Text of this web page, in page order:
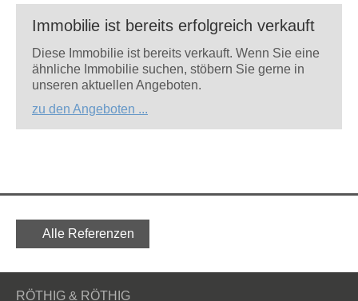
Immobilie ist bereits erfolgreich verkauft
Diese Immobilie ist bereits verkauft. Wenn Sie eine
ähnliche Immobilie suchen, stöbern Sie gerne in
unseren aktuellen Angeboten.
zu den Angeboten ...
Alle Referenzen
RÖTHIG & RÖTHIG